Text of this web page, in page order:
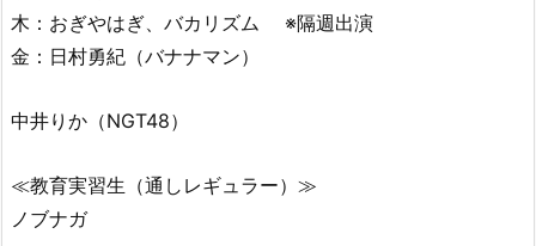
木：おぎやはぎ、バカリズム ※隔週出演
金：日村勇紀（バナナマン）
中井りか（NGT48）
≪教育実習生（通しレギュラー）≫
ノブナガ